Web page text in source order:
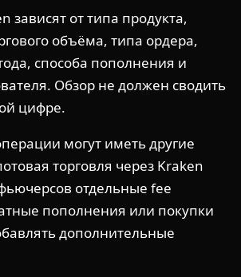
зависят от типа продукта,
объёма, типа ордера,
способа пополнения и
Обзор не должен сводить
цифре.
могут иметь другие
торговля через Kraken
отдельные fee
пополнения или покупки
дополнительные